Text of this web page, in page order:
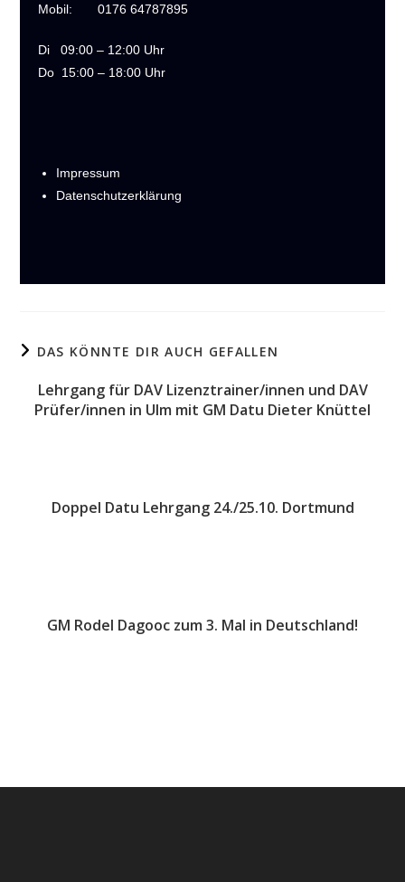
Mobil:0176 64787895
Di09:00 – 12:00 Uhr
Do 15:00 – 18:00 Uhr
Impressum
Datenschutzerklärung
DAS KÖNNTE DIR AUCH GEFALLEN
Lehrgang für DAV Lizenztrainer/innen und DAV
Prüfer/innen in Ulm mit GM Datu Dieter Knüttel
Doppel Datu Lehrgang 24./25.10. Dortmund
GM Rodel Dagooc zum 3. Mal in Deutschland!